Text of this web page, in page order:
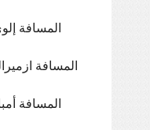
المسافة
المسافة
المسافة